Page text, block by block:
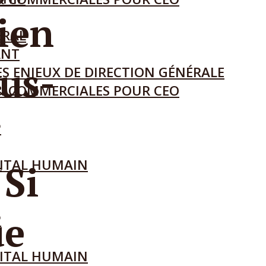
HUMAIN
ENJEUX DE DIRECTION GÉNÉRALE
POUR CEO
HUMAIN